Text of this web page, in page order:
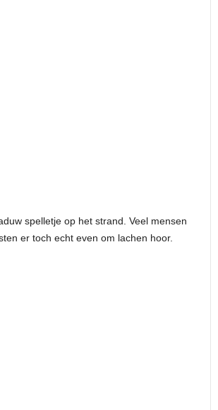
spelletje op het strand. Veel mensen
er toch echt even om lachen hoor.